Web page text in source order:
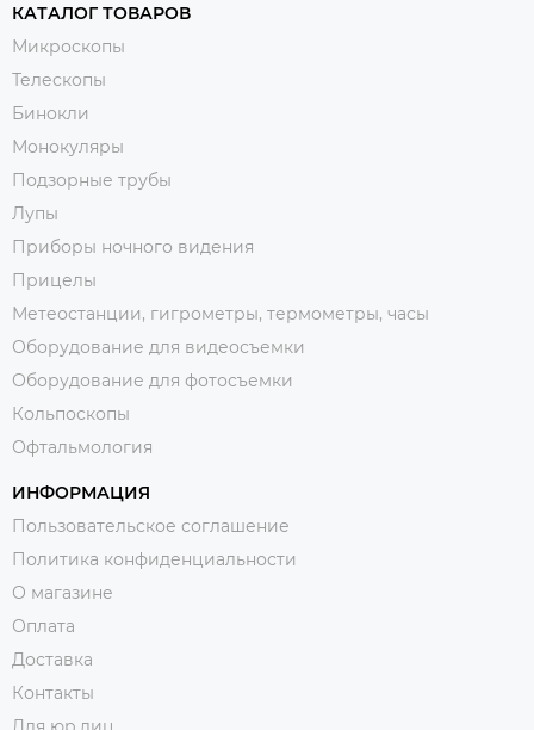
КАТАЛОГ ТОВАРОВ
Микроскопы
Телескопы
Бинокли
Монокуляры
Подзорные трубы
Лупы
Приборы ночного видения
Прицелы
Метеостанции, гигрометры, термометры, часы
Оборудование для видеосъемки
Оборудование для фотосъемки
Кольпоскопы
Офтальмология
ИНФОРМАЦИЯ
Пользовательское соглашение
Политика конфиденциальности
О магазине
Оплата
Доставка
Контакты